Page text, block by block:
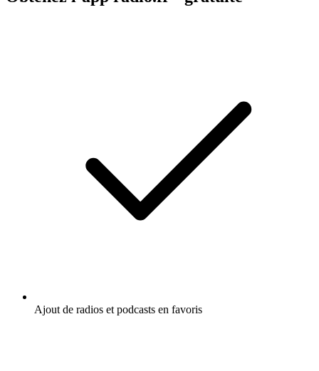
Ajout de radios et podcasts en favoris